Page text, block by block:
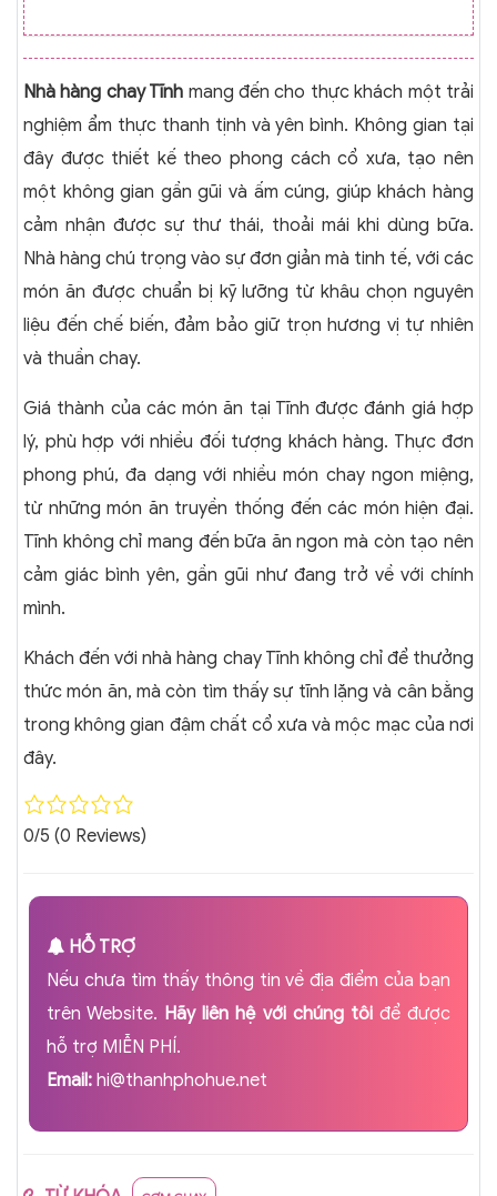
Nhà hàng chay Tĩnh mang đến cho thực khách một trải
nghiệm ẩm thực thanh tịnh và yên bình. Không gian tại
đây được thiết kế theo phong cách cổ xưa, tạo nên
một không gian gần gũi và ấm cúng, giúp khách hàng
cảm nhận được sự thư thái, thoải mái khi dùng bữa.
Nhà hàng chú trọng vào sự đơn giản mà tinh tế, với các
món ăn được chuẩn bị kỹ lưỡng từ khâu chọn nguyên
liệu đến chế biến, đảm bảo giữ trọn hương vị tự nhiên
và thuần chay.
Giá thành của các món ăn tại Tĩnh được đánh giá hợp
lý, phù hợp với nhiều đối tượng khách hàng. Thực đơn
phong phú, đa dạng với nhiều món chay ngon miệng,
từ những món ăn truyền thống đến các món hiện đại.
Tĩnh không chỉ mang đến bữa ăn ngon mà còn tạo nên
cảm giác bình yên, gần gũi như đang trở về với chính
mình.
Khách đến với nhà hàng chay Tĩnh không chỉ để thưởng
thức món ăn, mà còn tìm thấy sự tĩnh lặng và cân bằng
trong không gian đậm chất cổ xưa và mộc mạc của nơi
đây.
0/5 (0 Reviews)
HỖ TRỢ
Nếu chưa tìm thấy thông tin về địa điểm của bạn
trên Website. Hãy liên hệ với chúng tôiđể được
hỗ trợ MIỄN PHÍ.
Email: hi@thanhphohue.net